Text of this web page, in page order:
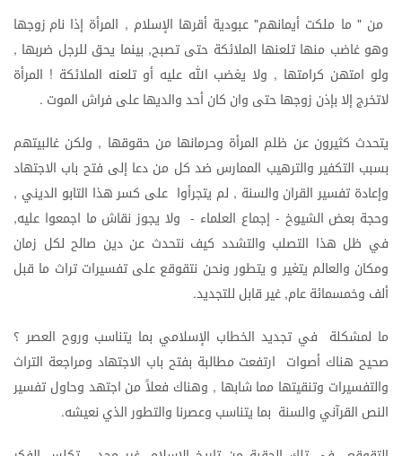
من " ما ملكت أيمانهم" عبودية أقرها الإسلام , المرأة إذا نام زوجها
وهو غاضب منها تلعنها الملائكة حتى تصبح, بينما يحق للرجل ضربها ,
ولو امتهن كرامتها , ولا يغضب الله عليه أو تلعنه الملائكة ! المرأة
لاتخرجإلابإذن زوجهاحتى وان كانأحدوالديهاعلى فراش الموت .
يتحدث كثيرون عن ظلم المرأة وحرمانها من حقوقها , ولكن غالبيتهم
بسبب التكفير والترهيب الممارس ضد كل من دعا إلى فتح باب الاجتهاد
وإعادة تفسير القران والسنة , لم يتجرأوا على كسر هذا التابو الديني ,
وحجة بعض الشيوخ - إجماع العلماء - ولا يجوز نقاش ما اجمعوا عليه,
في ظل هذا التصلب والتشدد كيف نتحدث عن دين صالح لكل زمان
ومكان والعالم يتغير و يتطور ونحن نتقوقع على تفسيرات تراث ما قبل
ألف وخمسمائةعام, غيرقابل للتجديد.
ما لمشكلة في تجديد الخطاب الإسلامي بما يتناسب وروح العصر ؟
صحيح هناك أصوات ارتفعت مطالبة بفتح باب الاجتهاد ومراجعة التراث
والتفسيرات وتنقيتها مما شابها , وهناك فعلاً من اجتهد وحاول تفسير
النص القرآني والسنة بما يتناسب وعصرنا والتطورالذي نعيشه.